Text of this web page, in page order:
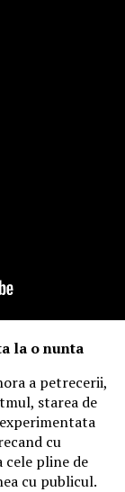
la o nunta
a petrecerii,
starea de
cu
pline de
cu publicul.